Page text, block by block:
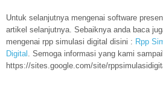
Untuk selanjutnya mengenai software
artikel selanjutnya. Sebaiknya anda baca
mengenai rpp simulasi digital disini : Rpp
Digital . Semoga informasi yang kami
https://sites.google.com/site/